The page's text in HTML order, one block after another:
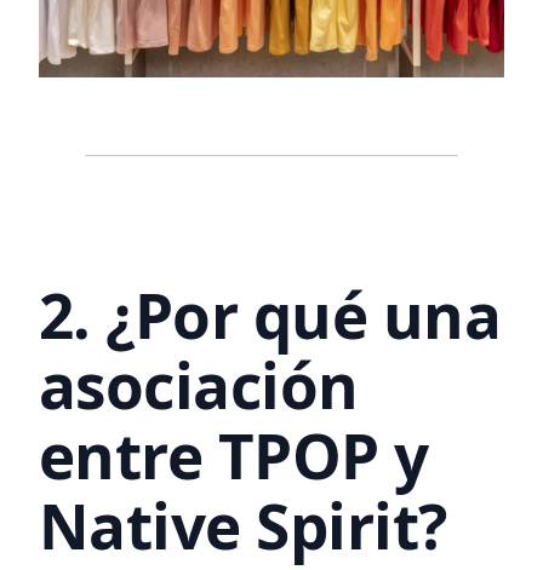
2. ¿Por qué una
asociación
entre TPOP y
Native Spirit?